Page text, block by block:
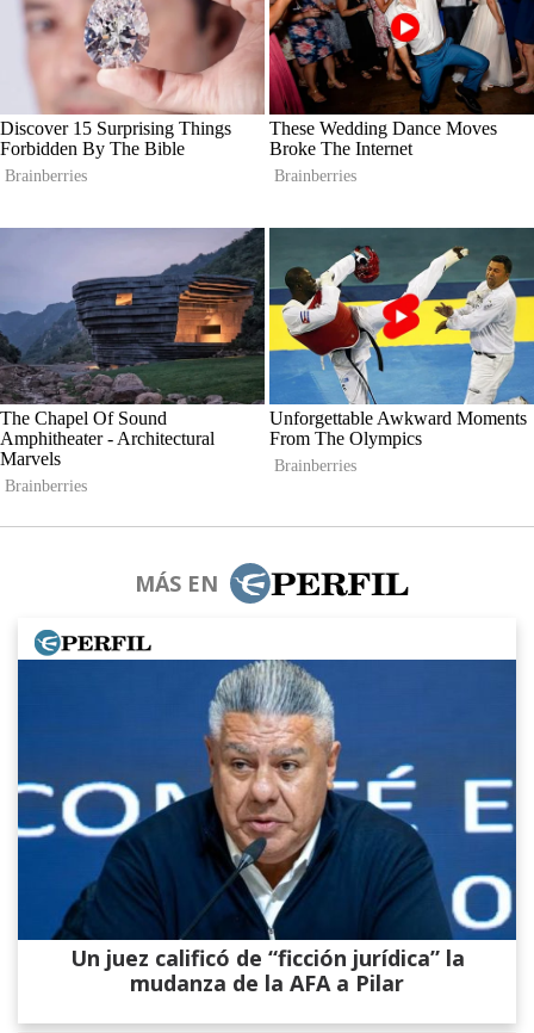
MÁS EN
Un juez calificó de “ficción jurídica” la
mudanza de la AFA a Pilar